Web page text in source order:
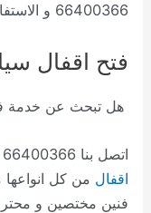
66400366 و الاستفادة مما نؤمنه من اعمال متميزة.
فتح اقفال
هل تبحث عن خدمة
اتصل بنا 66400366 و سنقوم بتأمين افضل خدمة
اقفال من كل
فنين مختصين و